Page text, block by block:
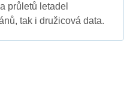
průletů letadel
tak i družicová data.